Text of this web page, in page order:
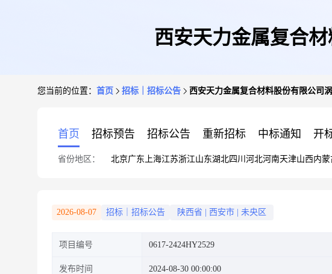
西安天力金属复合
您当前的位置： 首页 招标｜招标公告 西安天力金属复合材料股份有限公司
首页 招标预告 招标公告 重新招标 中标通知 开
省份地区： 北京广东 上海江苏浙江山东湖北四川 河北河南天津山西内蒙
2026-08-07 招标｜招标公告 陕西省 西安市 未央区
项目编号 0617-2424HY2529
发布时间 2024-08-30 00:00:00